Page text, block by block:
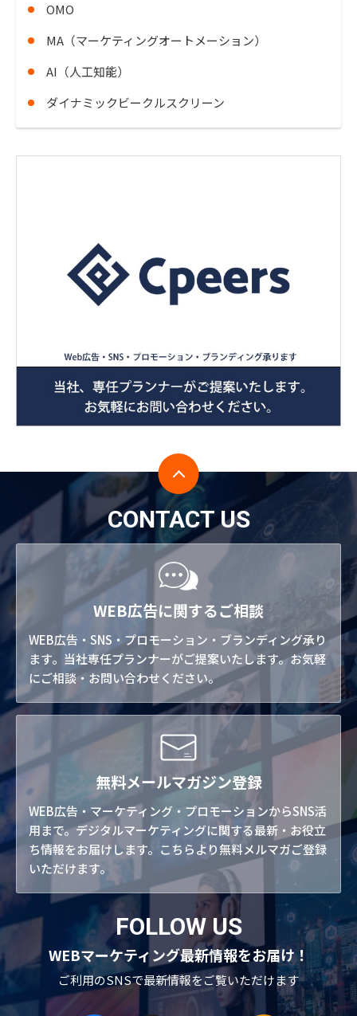
OMO
MA（マーケティングオートメーション）
AI（人工知能）
ダイナミックビークルスクリーン
CONTACT US
WEB広告に関するご相談
WEB広告・SNS・プロモーション・ブランディング承り
ます。当社専任プランナーがご提案いたします。お気軽
にご相談・お問い合わせください。
無料メールマガジン登録
WEB広告・マーケティング・プロモーションからSNS活
用まで。デジタルマーケティングに関する最新・お役立
ち情報をお届けします。こちらより無料メルマガご登録
いただけます。
FOLLOW US
WEBマーケティング最新情報をお届け！
ご利用のSNSで最新情報をご覧いただけます